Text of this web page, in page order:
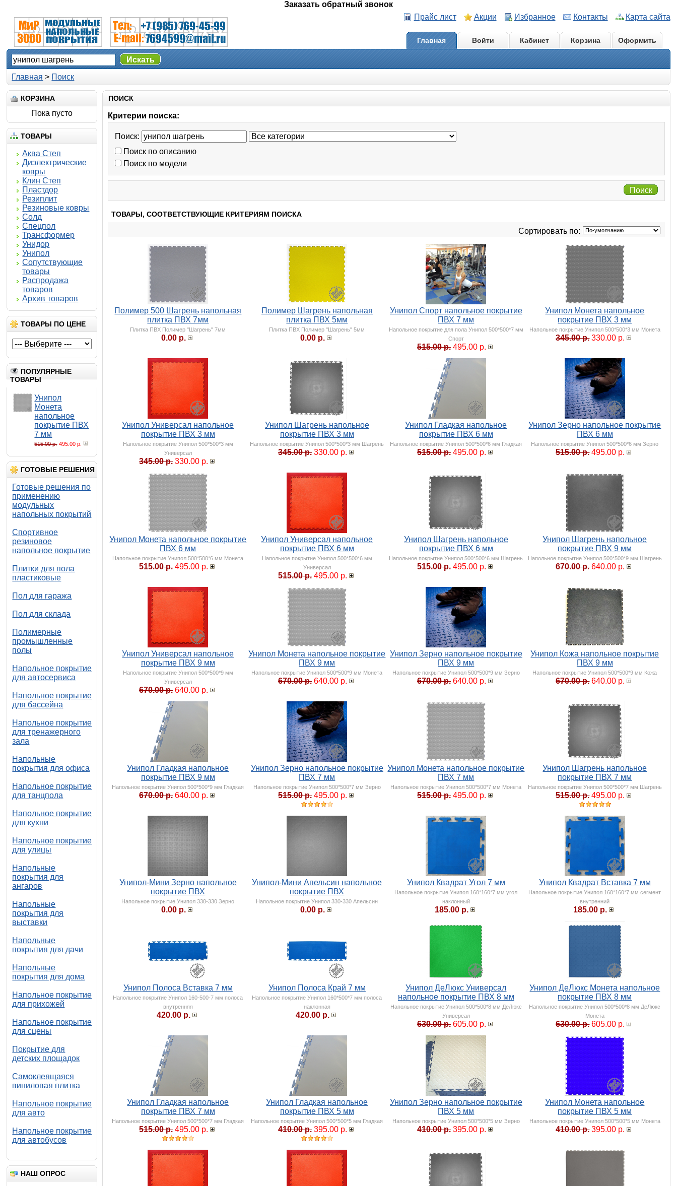
Заказать обратный звонок
Прайс лист
Акции Избранное Контакты Карта сайта
Главная Войти Кабинет Корзина Оформить
Искать
Главная > Поиск
КОРЗИНА
Пока пусто
ТОВАРЫ
Аква Степ
Диэлектрические
ковры
Клин Степ
Пластдор
Резиплит
Резиновые ковры
Солд
Спецпол
Трансформер
Унидор
Унипол
Сопутствующие
товары
Распродажа
товаров
Архив товаров
ТОВАРЫ ПО ЦЕНЕ
ПОПУЛЯРНЫЕ
ТОВАРЫ
Унипол
Монета
напольное
покрытие ПВХ
7 мм
515.00 р. 495.00 р.
ГОТОВЫЕ РЕШЕНИЯ
Готовые решения по
применению
модульных
напольных покрытий
Спортивное
резиновое
напольное покрытие
Плитки для пола
пластиковые
Пол для гаража
Пол для склада
Полимерные
промышленные
полы
Напольное покрытие
для автосервиса
Напольное покрытие
для бассейна
Напольное покрытие
для тренажерного
зала
Напольные
покрытия для офиса
Напольное покрытие
для танцпола
Напольное покрытие
для кухни
Напольное покрытие
для улицы
Напольные
покрытия для
ангаров
Напольные
покрытия для
выставки
Напольные
покрытия для дачи
Напольные
покрытия для дома
Напольное покрытие
для прихожей
Напольное покрытие
для сцены
Покрытие для
детских площадок
Самоклеящаяся
виниловая плитка
Напольное покрытие
для авто
Напольное покрытие
для автобусов
НАШ ОПРОС
ПОИСК
Критерии поиска:
Поиск:
Поиск по описанию
Поиск по модели
Поиск
ТОВАРЫ, СООТВЕТСТВУЮЩИЕ КРИТЕРИЯМ ПОИСКА
Сортировать по:
Полимер 500 Шагрень напольная
плитка ПВХ 7мм
Плитка ПВХ Полимер "Шагрень" 7мм
0.00 р.
Полимер Шагрень напольная
плитка ПВХ 5мм
Плитка ПВХ Полимер "Шагрень" 5мм
0.00 р.
Унипол Спорт напольное покрытие
ПВХ 7 мм
Напольное покрытие для пола Унипол 500*500*7 мм
Спорт
515.00 р. 495.00 р.
Унипол Монета напольное
покрытие ПВХ 3 мм
Напольное покрытие Унипол 500*500*3 мм Монета
345.00 р. 330.00 р.
Унипол Универсал напольное
покрытие ПВХ 3 мм
Напольное покрытие Унипол 500*500*3 мм
Универсал
345.00 р. 330.00 р.
Унипол Шагрень напольное
покрытие ПВХ 3 мм
Напольное покрытие Унипол 500*500*3 мм Шагрень
345.00 р. 330.00 р.
Унипол Гладкая напольное
покрытие ПВХ 6 мм
Напольное покрытие Унипол 500*500*6 мм Гладкая
515.00 р. 495.00 р.
Унипол Зерно напольное покрытие
ПВХ 6 мм
Напольное покрытие Унипол 500*500*6 мм Зерно
515.00 р. 495.00 р.
Унипол Монета напольное покрытие
ПВХ 6 мм
Напольное покрытие Унипол 500*500*6 мм Монета
515.00 р. 495.00 р.
Унипол Универсал напольное
покрытие ПВХ 6 мм
Напольное покрытие Унипол 500*500*6 мм
Универсал
515.00 р. 495.00 р.
Унипол Шагрень напольное
покрытие ПВХ 6 мм
Напольное покрытие Унипол 500*500*6 мм Шагрень
515.00 р. 495.00 р.
Унипол Шагрень напольное
покрытие ПВХ 9 мм
Напольное покрытие Унипол 500*500*9 мм Шагрень
670.00 р. 640.00 р.
Унипол Универсал напольное
покрытие ПВХ 9 мм
Напольное покрытие Унипол 500*500*9 мм
Универсал
670.00 р. 640.00 р.
Унипол Монета напольное покрытие
ПВХ 9 мм
Напольное покрытие Унипол 500*500*9 мм Монета
670.00 р. 640.00 р.
Унипол Зерно напольное покрытие
ПВХ 9 мм
Напольное покрытие Унипол 500*500*9 мм Зерно
670.00 р. 640.00 р.
Унипол Кожа напольное покрытие
ПВХ 9 мм
Напольное покрытие Унипол 500*500*9 мм Кожа
670.00 р. 640.00 р.
Унипол Гладкая напольное
покрытие ПВХ 9 мм
Напольное покрытие Унипол 500*500*9 мм Гладкая
670.00 р. 640.00 р.
Унипол Зерно напольное покрытие
ПВХ 7 мм
Напольное покрытие Унипол 500*500*7 мм Зерно
515.00 р. 495.00 р.
Унипол Монета напольное покрытие
ПВХ 7 мм
Напольное покрытие Унипол 500*500*7 мм Монета
515.00 р. 495.00 р.
Унипол Шагрень напольное
покрытие ПВХ 7 мм
Напольное покрытие Унипол 500*500*7 мм Шагрень
515.00 р. 495.00 р.
Унипол-Мини Зерно напольное
покрытие ПВХ
Напольное покрытие Унипол 330-330 Зерно
0.00 р.
Унипол-Мини Апельсин напольное
покрытие ПВХ
Напольное покрытие Унипол 330-330 Апельсин
0.00 р.
Унипол Квадрат Угол 7 мм
Напольное покрытие Унипол 160*160*7 мм угол
наклонный
185.00 р.
Унипол Квадрат Вставка 7 мм
Напольное покрытие Унипол 160*160*7 мм сегмент
внутренний
185.00 р.
Унипол Полоса Вставка 7 мм
Напольное покрытие Унипол 160-500-7 мм полоса
внутренняя
420.00 р.
Унипол Полоса Край 7 мм
Напольное покрытие Унипол 160*500*7 мм полоса
наклонная
420.00 р.
Унипол ДеЛюкс Универсал
напольное покрытие ПВХ 8 мм
Напольное покрытие Унипол 500*500*8 мм ДеЛюкс
Универсал
630.00 р. 605.00 р.
Унипол ДеЛюкс Монета напольное
покрытие ПВХ 8 мм
Напольное покрытие Унипол 500*500*8 мм ДеЛюкс
Монета
630.00 р. 605.00 р.
Унипол Гладкая напольное
покрытие ПВХ 7 мм
Напольное покрытие Унипол 500*500*7 мм Гладкая
515.00 р. 495.00 р.
Унипол Гладкая напольное
покрытие ПВХ 5 мм
Напольное покрытие Унипол 500*500*5 мм Гладкая
410.00 р. 395.00 р.
Унипол Зерно напольное покрытие
ПВХ 5 мм
Напольное покрытие Унипол 500*500*5 мм Зерно
410.00 р. 395.00 р.
Унипол Монета напольное
покрытие ПВХ 5 мм
Напольное покрытие Унипол 500*500*5 мм Монета
410.00 р. 395.00 р.